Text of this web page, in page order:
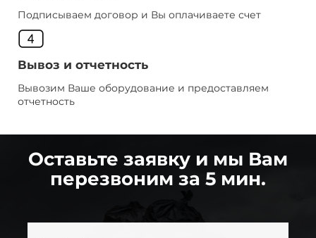
Подписываем договор и Вы оплачиваете счет
Вывоз и отчетность
Вывозим Ваше оборудование и предоставляем
отчетность
Оставьте заявку и мы Вам
перезвоним за 5 мин.